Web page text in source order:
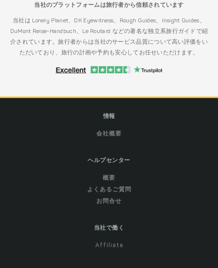
当社のプラットフォームは旅行者から信頼されています
当社は Lonely Planet、DK Eyewitness、Rough Guides、Insight Guides、
DuMont Reise-Handbuch、Le Routard などの著名な独立系旅行ガイドで紹
介されています。旅行者からは当社のサービス品質について高い評価をい
ただいており、旅行の計画や予約も安心してお任せいただけます。
情報
会社概要
ヘルプセンター
概要
よくあるご質問
お問合せ
当社で働く
Affiliate